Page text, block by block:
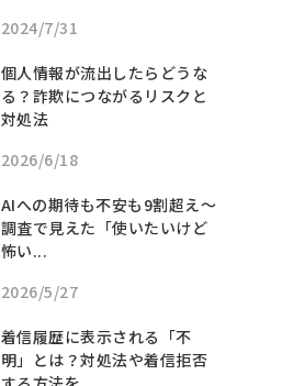
2024/7/31
個人情報が流出したらどうな
る？詐欺につながるリスクと
対処法
2026/6/18
AIへの期待も不安も9割超え〜
調査で見えた「使いたいけど
怖い...
2026/5/27
着信履歴に表示される「不
明」とは？対処法や着信拒否